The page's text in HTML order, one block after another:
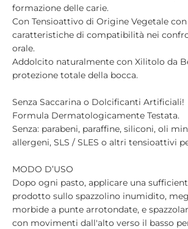
formazione delle carie.
Con Tensioattivo di Origine Vegetale
caratteristiche di compatibilità nei
orale.
Addolcito naturalmente con Xilitolo da
protezione totale della bocca.
Senza Saccarina o Dolcificanti Artificiali!
Formula Dermatologicamente Testata.
Senza: parabeni, paraffine, siliconi, oli
allergeni, SLS / SLES o altri tensioattivi
MODO D’USO
Dopo ogni pasto, applicare una
prodotto sullo spazzolino inumidito,
morbide a punte arrotondate, e
con movimenti dall'alto verso il basso